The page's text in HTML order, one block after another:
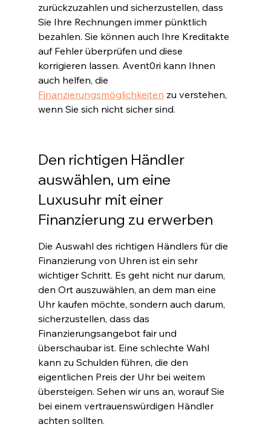
zurückzuzahlen und sicherzustellen, dass
Sie Ihre Rechnungen immer pünktlich
bezahlen. Sie können auch Ihre Kreditakte
auf Fehler überprüfen und diese
korrigieren lassen. Avent0ri kann Ihnen
auch helfen, die
Finanzierungsmöglichkeiten zu verstehen,
wenn Sie sich nicht sicher sind.
Den richtigen Händler
auswählen, um eine
Luxusuhr mit einer
Finanzierung zu erwerben
Die Auswahl des richtigen Händlers für die
Finanzierung von Uhren ist ein sehr
wichtiger Schritt. Es geht nicht nur darum,
den Ort auszuwählen, an dem man eine
Uhr kaufen möchte, sondern auch darum,
sicherzustellen, dass das
Finanzierungsangebot fair und
überschaubar ist. Eine schlechte Wahl
kann zu Schulden führen, die den
eigentlichen Preis der Uhr bei weitem
übersteigen. Sehen wir uns an, worauf Sie
bei einem vertrauenswürdigen Händler
achten sollten.